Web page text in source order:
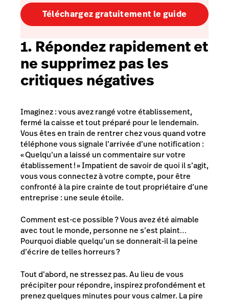
Téléchargez gratuitement le guide
1. Répondez rapidement et
ne supprimez pas les
critiques négatives
Imaginez : vous avez rangé votre établissement,
fermé la caisse et tout préparé pour le lendemain.
Vous êtes en train de rentrer chez vous quand votre
téléphone vous signale l’arrivée d’une notification :
« Quelqu’un a laissé un commentaire sur votre
établissement ! » Impatient de savoir de quoi il s’agit,
vous vous connectez à votre compte, pour être
confronté à la pire crainte de tout propriétaire d’une
entreprise : une seule étoile.
Comment est-ce possible ? Vous avez été aimable
avec tout le monde, personne ne s’est plaint…
Pourquoi diable quelqu’un se donnerait-il la peine
d’écrire de telles horreurs ?
Tout d’abord, ne stressez pas. Au lieu de vous
précipiter pour répondre, inspirez profondément et
prenez quelques minutes pour vous calmer. La pire